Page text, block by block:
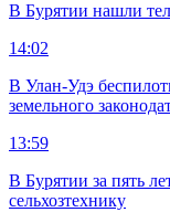
В Бурятии нашли
14:02
В Улан-Удэ
земельного
13:59
В Бурятии за пять
сельхозтехнику